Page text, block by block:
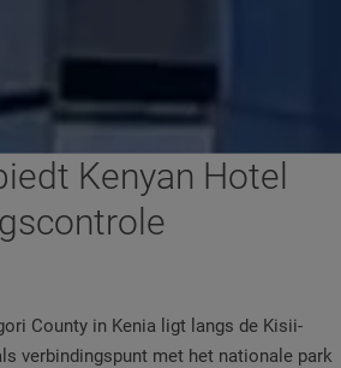
Kenyan Hotel
County in Kenia ligt langs de Kisii-
verbindingspunt met het nationale park